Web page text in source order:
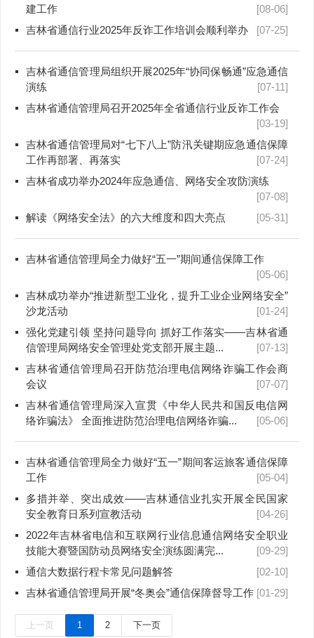
建工作
[08-06]
吉林省通信行业2025年反诈工作培训会顺利举办
[07-25]
吉林省通信管理局组织开展2025年“协同保畅通”应急通信
演练
[07-11]
吉林省通信管理局召开2025年全省通信行业反诈工作会
[03-19]
吉林省通信管理局对“七下八上”防汛关键期应急通信保障
工作再部署、再落实
[07-24]
吉林省成功举办2024年应急通信、网络安全攻防演练
[07-08]
解读《网络安全法》的六大维度和四大亮点
[05-31]
吉林省通信管理局全力做好“五一”期间通信保障工作
[05-06]
吉林成功举办“推进新型工业化，提升工业企业网络安全”
沙龙活动
[01-24]
强化党建引领 坚持问题导向 抓好工作落实——吉林省通
信管理局网络安全管理处党支部开展主题...
[07-13]
吉林省通信管理局召开防范治理电信网络诈骗工作会商
会议
[07-07]
吉林省通信管理局深入宣贯《中华人民共和国反电信网
络诈骗法》 全面推进防范治理电信网络诈骗...
[05-06]
吉林省通信管理局全力做好“五一”期间客运旅客通信保障
工作
[05-04]
多措并举、突出成效——吉林通信业扎实开展全民国家
安全教育日系列宣教活动
[04-26]
2022年吉林省电信和互联网行业信息通信网络安全职业
技能大赛暨国防动员网络安全演练圆满完...
[09-29]
通信大数据行程卡常见问题解答
[02-10]
吉林省通信管理局开展“冬奥会”通信保障督导工作 [01-29]
上一页 1 2 下一页